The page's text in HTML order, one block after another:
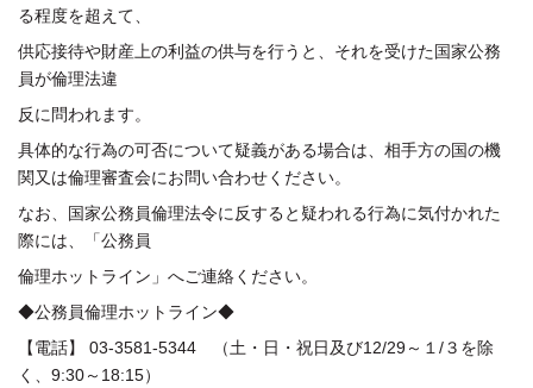
る程度を超えて、
供応接待や財産上の利益の供与を行うと、それを受けた国家公務
員が倫理法違
反に問われます。
具体的な行為の可否について疑義がある場合は、相手方の国の機
関又は倫理審査会にお問い合わせください。
なお、国家公務員倫理法令に反すると疑われる行為に気付かれた
際には、「公務員
倫理ホットライン」へご連絡ください。
◆公務員倫理ホットライン◆
【電話】 03-3581-5344 （土・日・祝日及び12/29～１/３を除
く、9:30～18:15）